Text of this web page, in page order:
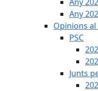
Any
Opinions
PSC
Junts